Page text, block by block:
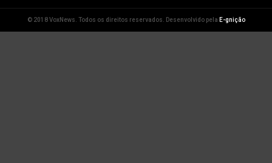
© 2018 VoxNews. Todos os direitos reservados. Desenvolvido pela E-gnição